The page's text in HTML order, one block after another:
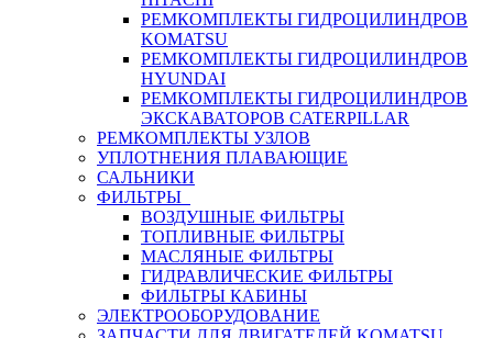
РЕМКОМПЛЕКТЫ ГИДРОЦИЛИНДРОВ
KOMATSU
РЕМКОМПЛЕКТЫ ГИДРОЦИЛИНДРОВ
HYUNDAI
РЕМКОМПЛЕКТЫ ГИДРОЦИЛИНДРОВ
ЭКСКАВАТОРОВ CATERPILLAR
РЕМКОМПЛЕКТЫ УЗЛОВ
УПЛОТНЕНИЯ ПЛАВАЮЩИЕ
САЛЬНИКИ
ФИЛЬТРЫ
ВОЗДУШНЫЕ ФИЛЬТРЫ
ТОПЛИВНЫЕ ФИЛЬТРЫ
МАСЛЯНЫЕ ФИЛЬТРЫ
ГИДРАВЛИЧЕСКИЕ ФИЛЬТРЫ
ФИЛЬТРЫ КАБИНЫ
ЭЛЕКТРООБОРУДОВАНИЕ